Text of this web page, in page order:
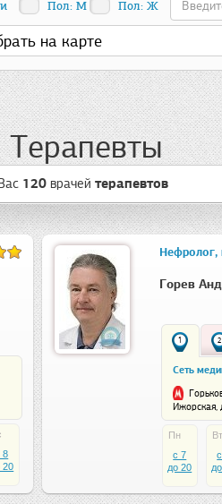
Пол: М Пол: Ж
на карте
120 врачей терапевтов
8
20
Нефролог,
Горев
1 2
Сеть
Ижорская,
Пн
c 7
до 20
Вт